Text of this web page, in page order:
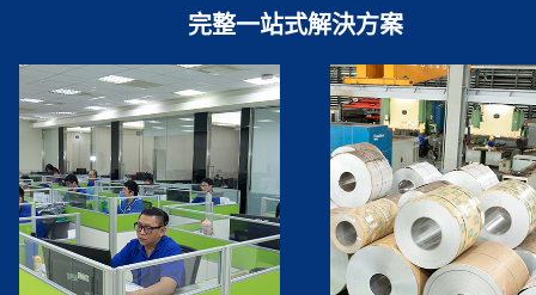
完整一站式解決方案